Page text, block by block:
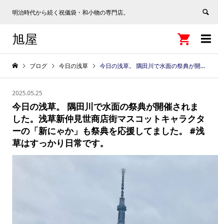
明治時代から続く祝儀袋・和小物の専門店。

旭屋 
ブログ 今日の浅草 今日の浅草。 隅田川で水面の祭典が開催されました。浅草新仲見世商店街マスコットキャラクターの「新にゃか」も祭典を応援してました。 #浅草はすっかり日常です。
2025.05.25
今日の浅草。 隅田川で水面の祭典が開催されま
した。浅草新仲見世商店街マスコットキャラクタ
ーの「新にゃか」も祭典を応援してました。 #浅
草はすっかり日常です。